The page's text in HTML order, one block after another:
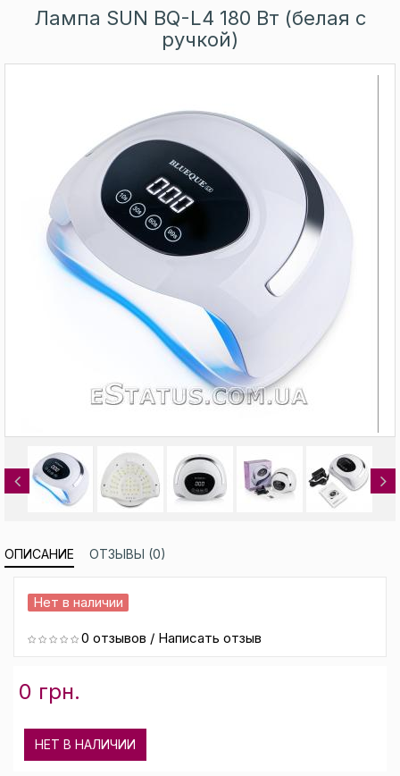
Лампа SUN BQ-L4 180 Вт (белая с
ручкой)
Previous
ОПИСАНИЕ ОТЗЫВЫ (0)
Нет в наличии
0 отзывов / Написать отзыв
0 грн.
НЕТ В НАЛИЧИИ